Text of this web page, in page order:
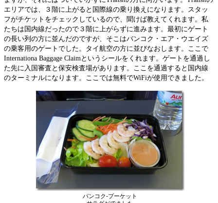
エリアでは、３階に上がると国際線の乗り換えになります。スタッ
フがチケットをチェックしているので、聞けば教えてくれます。私
たちは国内線だったので３階に上がらずに進みます。最初にゲート
の長い列の方に並んだのですが、そこはバンコク・エア・ウエイズ
の乗客用のゲートでした。タイ航空の方に並びなおします。ここで
Internationa Baggage Claimというシールをくれます。ゲートを通過し
た先に入国審査と保安検査場があります。ここを通過すると国内線
のターミナルになります。ここでは無料でWiFiが使用できました。
バンコク-プーケット